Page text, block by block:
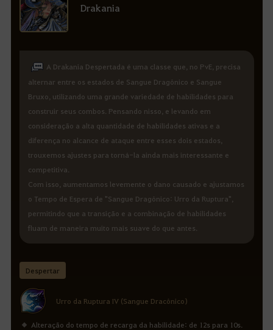
Drakania
A Drakania Despertada é uma classe que, no PvE, precisa
alternar entre os estados de Sangue Dragônico e Sangue
Bruxo, utilizando uma grande variedade de habilidades para
construir seus combos. Pensando nisso, e levando em
consideração a alta quantidade de habilidades ativas e a
diferença no alcance de ataque entre esses dois estados,
trouxemos ajustes para torná-la ainda mais interessante e
competitiva.
Com isso, aumentamos levemente o dano causado e ajustamos
o Tempo de Espera de "Sangue Dragônico: Urro da Ruptura",
permitindo que a transição e a combinação de habilidades
fluam de maneira muito mais suave do que antes.
Despertar
Urro da Ruptura IV (Sangue Dracônico)
Alteração do tempo de recarga da habilidade: de 12s para 10s.